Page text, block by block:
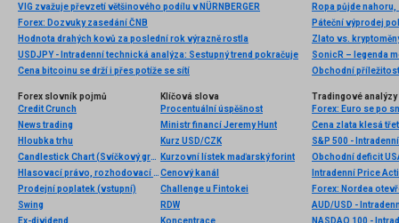
VIG zvažuje převzetí většinového podílu v NÜRNBERGER
Forex: Dozvuky zasedání ČNB
Hodnota drahých kovů za poslední rok výrazně rostla
USDJPY - Intradenní technická analýza: Sestupný trend pokračuje
Cena bitcoinu se drží i přes potíže se sítí
Ropa půjde
Zlato vs.
Obchodní
Forex slovník pojmů
Credit Crunch
News trading
Hloubka trhu
Candlestick Chart (Svíčkový graf)
Hlasovací právo, rozhodovací právo
Prodejní poplatek (vstupní)
Swing
Ex-dividend
Klíčová slova
Procentuální úspěšnost
Ministr financí Jeremy Hunt
Kurz USD/CZK
Kurzovní lístek maďarský forint
Cenový kanál
Challenge u Fintokei
RDW
Koncentrace
Tradingové analýzy
Cena zlata klesá
S&P 500 -
Obchodní deficit
Intradenní Price
Forex: Nordea
AUD/USD -
NASDAQ 100 -